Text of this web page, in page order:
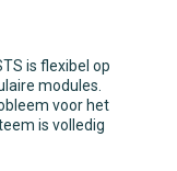
is flexibel op
modules.
voor het
is volledig